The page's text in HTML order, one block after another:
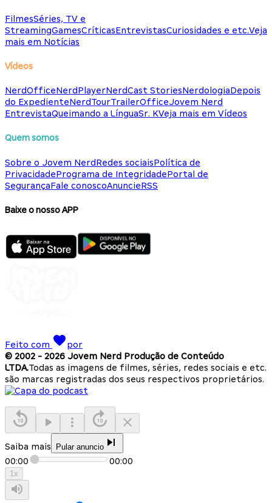
FilmesSéries, TV e
StreamingGamesCríticasEntrevistasCuriosidades e etc.Veja
mais em Notícias
Vídeos
NerdOfficeNerdPlayerNerdCast StoriesNerdologiaDepois
do ExpedienteNerdTourTrailerOfficeJovem Nerd
EntrevistaQueimando a LínguaSr. KVeja mais em Vídeos
Quem somos
Sobre o Jovem NerdRedes sociaisPolítica de
PrivacidadePrograma de IntegridadePortal de
SegurançaFale conoscoAnuncieRSS
Baixe o nosso APP
Feito com
por
© 2002 - 2026 Jovem Nerd Produção de Conteúdo
LTDA.Todas as imagens de filmes, séries, redes sociais e etc.
são marcas registradas dos seus respectivos proprietários.
Saiba mais Pular anuncio
00:00 00:00
1x